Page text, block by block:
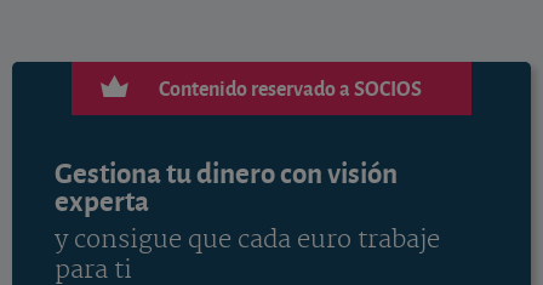
Contenido reservado a SOCIOS
Gestiona tu dinero con visión
experta
y consigue que cada euro trabaje
para ti